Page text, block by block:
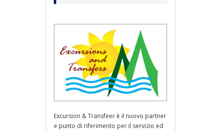
Excursion & Transfeer è il nuovo partner
e punto di riferimento per il servizio ed